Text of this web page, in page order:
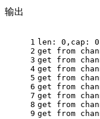
输出
1
2
3
4
5
6
7
8
9
len: 0,cap: 0
get from
get from
get from
get from
get from
get from
get from
get from